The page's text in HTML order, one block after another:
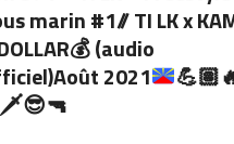
marin #1// TI LK x
💰(audio
2021
💪🏽
🗡😎🔫